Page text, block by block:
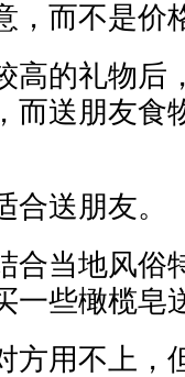
，而不是价
高的礼物后
而送朋友食
送朋友。
合当地风俗
一些橄榄皂
方用不上，